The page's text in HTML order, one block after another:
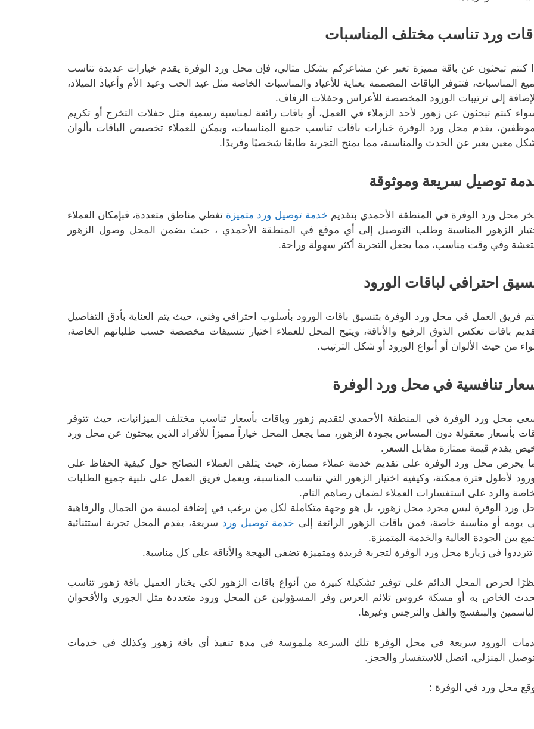
ورد تناسب مختلف المناسبات
كنتم تبحثون عن باقة مميزة تعبر عن مشاعركم بشكل مثالي، فإن محل ورد الوفرة يقدم خيارات عديدة تناسب
المناسبات، فتتوفر الباقات المصممة بعناية للأعياد والمناسبات الخاصة مثل عيد الحب وعيد الأم وأعياد الميلاد،
إلى ترتيبات الورود المخصصة للأعراس وحفلات الزفاف.
كنتم تبحثون عن زهور لأحد الزملاء في العمل، أو باقات رائعة لمناسبة رسمية مثل حفلات التخرج أو تكريم
يقدم محل ورد الوفرة خيارات باقات تناسب جميع المناسبات، ويمكن للعملاء تخصيص الباقات بألوان
معين يعبر عن الحدث والمناسبة، مما يمنح التجربة طابعًا شخصيًا وفريدًا.
توصيل سريعة وموثوقة
محل ورد الوفرة في المنطقة الأحمدي بتقديم خدمة توصيل ورد متميزة تغطي مناطق متعددة، فبإمكان العملاء
الزهور المناسبة وطلب التوصيل إلى أي موقع في المنطقة الأحمدي ، حيث يضمن المحل وصول الزهور
وفي وقت مناسب، مما يجعل التجربة أكثر سهولة وراحة.
احترافي لباقات الورود
فريق العمل في محل ورد الوفرة بتنسيق باقات الورود بأسلوب احترافي وفني، حيث يتم العناية بأدق التفاصيل
باقات تعكس الذوق الرفيع والأناقة، ويتيح المحل للعملاء اختيار تنسيقات مخصصة حسب طلباتهم الخاصة،
من حيث الألوان أو أنواع الورود أو شكل الترتيب.
تنافسية في محل ورد الوفرة
محل ورد الوفرة في المنطقة الأحمدي لتقديم زهور وباقات بأسعار تناسب مختلف الميزانيات، حيث تتوفر
بأسعار معقولة دون المساس بجودة الزهور، مما يجعل المحل خياراً مميزاً للأفراد الذين يبحثون عن محل ورد
يقدم قيمة ممتازة مقابل السعر.
يحرص محل ورد الوفرة على تقديم خدمة عملاء ممتازة، حيث يتلقى العملاء النصائح حول كيفية الحفاظ على
لأطول فترة ممكنة، وكيفية اختيار الزهور التي تناسب المناسبة، ويعمل فريق العمل على تلبية جميع الطلبات
والرد على استفسارات العملاء لضمان رضاهم التام.
ورد الوفرة ليس مجرد محل زهور، بل هو وجهة متكاملة لكل من يرغب في إضافة لمسة من الجمال والرفاهية
يومه أو مناسبة خاصة، فمن باقات الزهور الرائعة إلى خدمة توصيل ورد سريعة، يقدم المحل تجربة استثنائية
بين الجودة العالية والخدمة المتميزة.
تترددوا في زيارة محل ورد الوفرة لتجربة فريدة ومتميزة تضفي البهجة والأناقة على كل مناسبة.
لحرص المحل الدائم على توفير تشكيلة كبيرة من أنواع باقات الزهور لكي يختار العميل باقة زهور تناسب
الخاص به أو مسكة عروس تلائم العرس وفر المسؤولين عن المحل ورود متعددة مثل الجوري والأقحوان
والبنفسج والفل والنرجس وغيرها.
الورود سريعة في محل الوفرة تلك السرعة ملموسة في مدة تنفيذ أي باقة زهور وكذلك في خدمات
المنزلي، اتصل للاستفسار والحجز.
محل ورد في الوفرة :